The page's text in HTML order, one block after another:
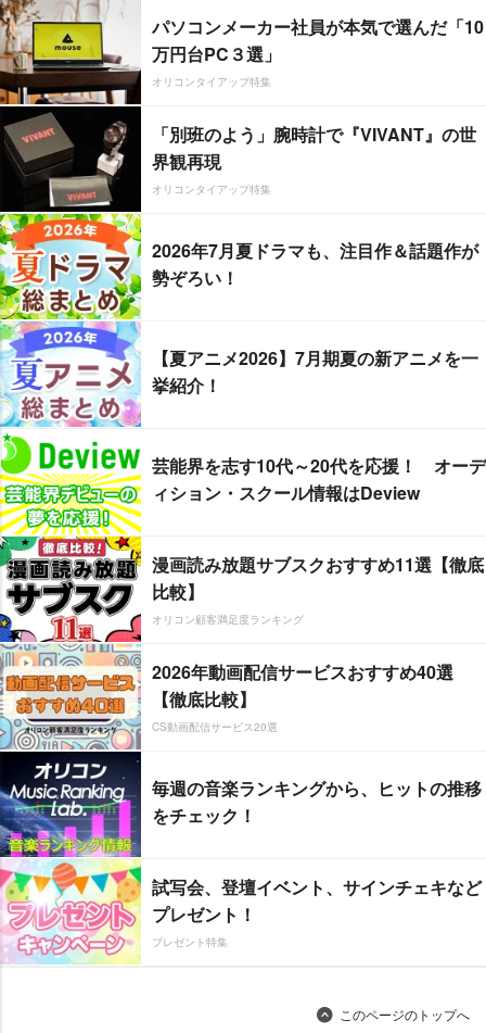
パソコンメーカー社員が本気で選んだ「10
万円台PC３選」
オリコンタイアップ特集
「別班のよう」腕時計で『VIVANT』の世
界観再現
オリコンタイアップ特集
2026年7月夏ドラマも、注目作＆話題作が
勢ぞろい！
【夏アニメ2026】7月期夏の新アニメを一
挙紹介！
芸能界を志す10代～20代を応援！ オーデ
ィション・スクール情報はDeview
漫画読み放題サブスクおすすめ11選【徹底
比較】
オリコン顧客満足度ランキング
2026年動画配信サービスおすすめ40選
【徹底比較】
CS動画配信サービス20選
毎週の音楽ランキングから、ヒットの推移
をチェック！
試写会、登壇イベント、サインチェキなど
プレゼント！
プレゼント特集
このページのトップへ